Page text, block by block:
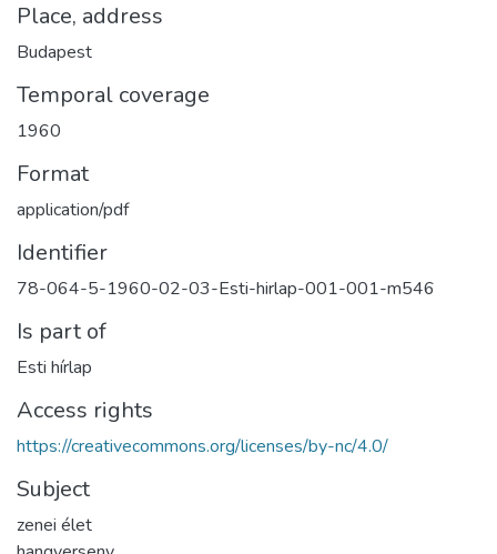
Place, address
Budapest
Temporal coverage
1960
Format
application/pdf
Identifier
78-064-5-1960-02-03-Esti-hirlap-001-001-m546
Is part of
Esti hírlap
Access rights
https://creativecommons.org/licenses/by-nc/4.0/
Subject
zenei élet